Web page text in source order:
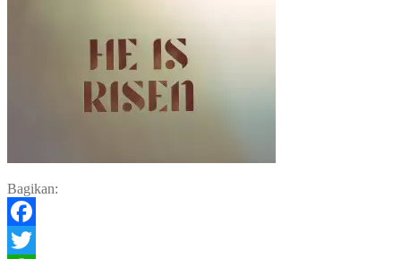
Bagikan:
Facebook